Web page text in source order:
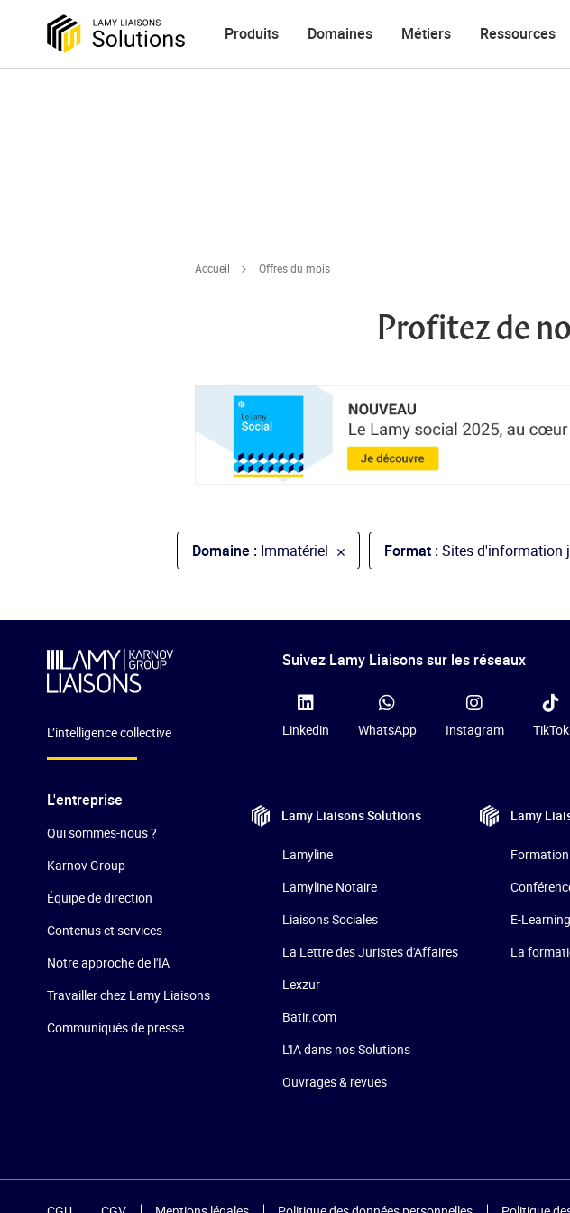
Produits Domaines Métiers Ressources
Accueil Offres du mois
Profitez de
Domaine : Immatériel Format :Sites d'information
L’intelligence collective
L'entreprise
Qui sommes-nous ?
Karnov Group
Équipe de direction
Contenus et services
Notre approche de l'IA
Travailler chez Lamy Liaisons
Communiqués de presse
Suivez Lamy Liaisons sur les réseaux
Linkedin WhatsApp Instagram TikTok
Lamy LiaisonsSolutions
Lamyline
Lamyline Notaire
Liaisons Sociales
La Lettre des Juristes d'Affaires
Lexzur
Batir.com
L'IA dans nos Solutions
Ouvrages & revues
Lamy
Formation
E-Learning
La